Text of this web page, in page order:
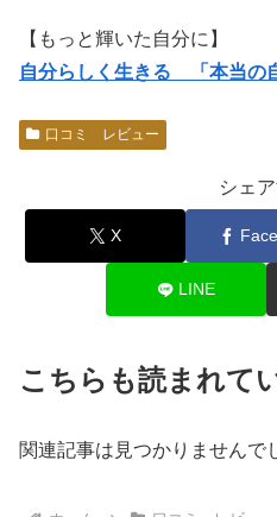
【もっと輝いた自分に】
自分らしく生きる 「本当の
口コミ レビュー
シェ
X
LINE
こちらも読まれて
関連記事は見つかりませんで